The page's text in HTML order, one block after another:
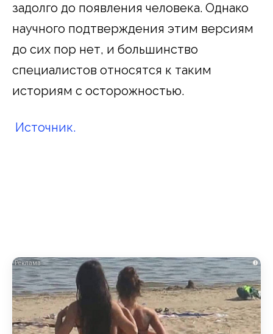
задолго до появления человека. Однако
научного подтверждения этим версиям
до сих пор нет, и большинство
специалистов относятся к таким
историям с осторожностью.
Источник.
i